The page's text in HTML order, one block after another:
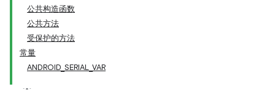
公共构造函数
公共方法
受保护的方法
常量
ANDROID_SERIAL_VAR